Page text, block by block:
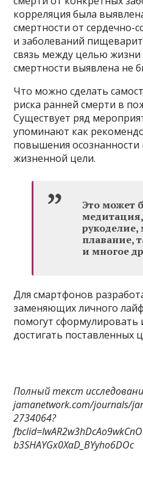
корреляция была
смертности от сердечно-
и заболеваний
связь между целью
смертности выявлена не
Что можно сделать
риска ранней смерти в
Существует ряд
упоминают как
повышения
жизненной цели.
Это может
плавание,
и многое
Для смартфонов
заменяющих личного
помогут сформулировать
достигать поставленных
Полный текст
jamanetwork.com/journals/
2734064?
b3SHAYGx0XaD_BYyho6DOc